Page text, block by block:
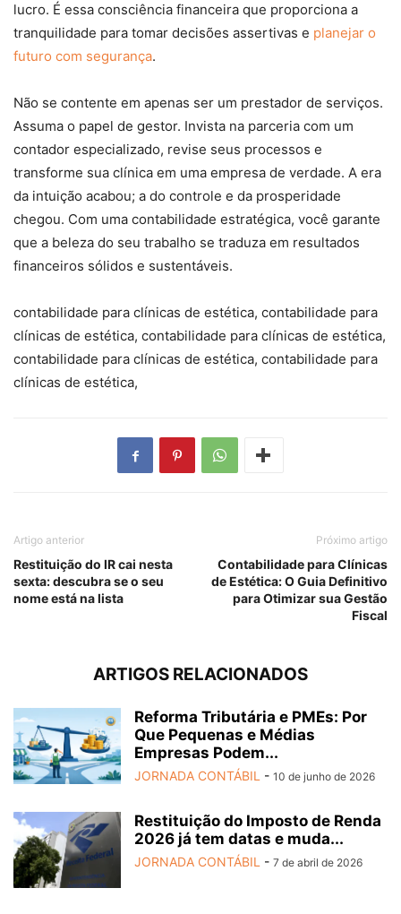
lucro. É essa consciência financeira que proporciona a
tranquilidade para tomar decisões assertivas e planejar o
futuro com segurança.
Não se contente em apenas ser um prestador de serviços.
Assuma o papel de gestor. Invista na parceria com um
contador especializado, revise seus processos e
transforme sua clínica em uma empresa de verdade. A era
da intuição acabou; a do controle e da prosperidade
chegou. Com uma contabilidade estratégica, você garante
que a beleza do seu trabalho se traduza em resultados
financeiros sólidos e sustentáveis.
contabilidade para clínicas de estética, contabilidade para
clínicas de estética, contabilidade para clínicas de estética,
contabilidade para clínicas de estética, contabilidade para
clínicas de estética,
Artigo anterior
Restituição do IR cai nesta
sexta: descubra se o seu
nome está na lista
Próximo artigo
Contabilidade para Clínicas
de Estética: O Guia Definitivo
para Otimizar sua Gestão
Fiscal
ARTIGOS RELACIONADOS
Reforma Tributária e PMEs: Por
Que Pequenas e Médias
Empresas Podem...
JORNADA CONTÁBIL - 10 de junho de 2026
Restituição do Imposto de Renda
2026 já tem datas e muda...
JORNADA CONTÁBIL - 7 de abril de 2026